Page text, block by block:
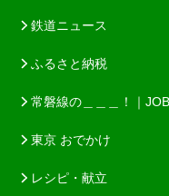
鉄道ニュース
ふるさと納税
常磐線の＿＿＿！｜
東京 おでかけ
レシピ・献立